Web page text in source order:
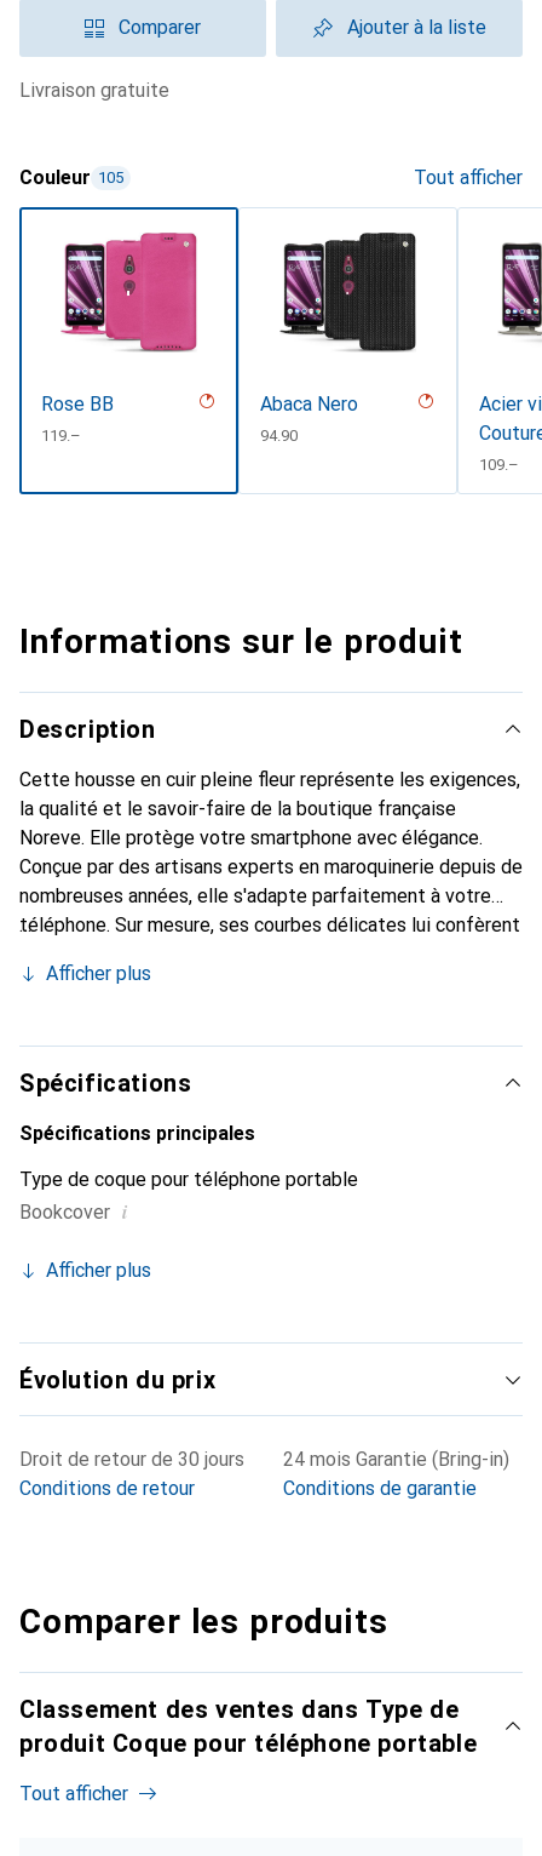
Comparer Ajouter à la liste
livraison gratuite
Couleur 105 Tout afficher
Rose BB
CHF
119.–
Abaca Nero
CHF
94.90
Acier
CHF
109.–
Informations sur le produit
Description
Cette housse en cuir pleine fleur représente les exigences,
la qualité et le savoir-faire de la boutique française
Noreve. Elle protège votre smartphone avec élégance.
Conçue par des artisans experts en maroquinerie depuis de
nombreuses années, elle s'adapte parfaitement à votre
téléphone. Sur mesure, ses courbes délicates lui confèrent
et indispensable de votre smartphone. Reconnaître
marque Noreve est un choix sûr pour une clientèle
exigeante.
Afficher plus
Spécifications
Spécifications principales
Type de coque pour téléphone portable
Bookcover i
Afficher plus
Évolution du prix
Droit de retour de 30 jours
Conditions de retour
24 mois Garantie (Bring-in)
Conditions de garantie
Comparer les produits
Classement des ventes dans Type de
produit Coque pour téléphone portable
Tout afficher